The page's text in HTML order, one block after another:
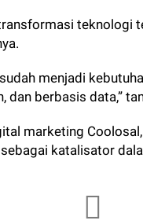
teknologi
menjadi
dan berbasis data,”
marketing
katalisator